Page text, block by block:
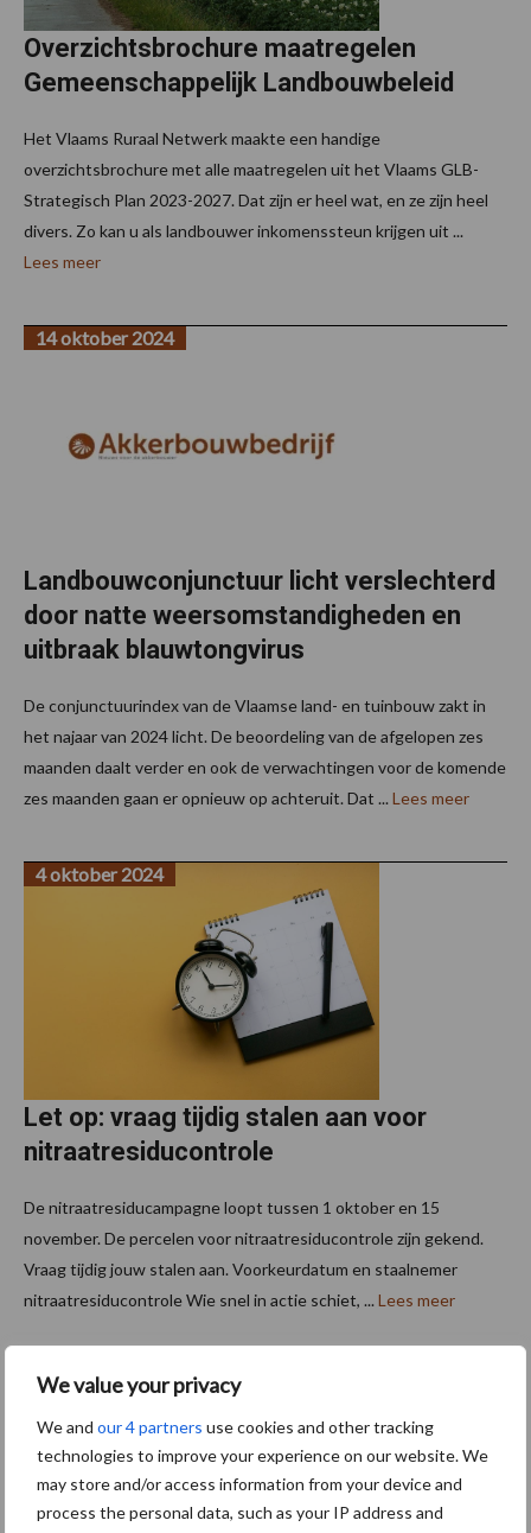
We value your privacy
We and our 4 partners use cookies and other tracking
technologies to improve your experience on our website. We
may store and/or access information from your device and
process the personal data, such as your IP address and
Overzichtsbrochure maatregelen
Gemeenschappelijk Landbouwbeleid
Het Vlaams Ruraal Netwerk maakte een handige
overzichtsbrochure met alle maatregelen uit het Vlaams GLB-
Strategisch Plan 2023-2027. Dat zijn er heel wat, en ze zijn heel
divers. Zo kan u als landbouwer inkomenssteun krijgen uit ...
Lees meer
Landbouwconjunctuur licht verslechterd
door natte weersomstandigheden en
uitbraak blauwtongvirus
14 oktober 2024
De conjunctuurindex van de Vlaamse land- en tuinbouw zakt in
het najaar van 2024 licht. De beoordeling van de afgelopen zes
maanden daalt verder en ook de verwachtingen voor de komende
zes maanden gaan er opnieuw op achteruit. Dat ... Lees meer
Let op: vraag tijdig stalen aan voor
nitraatresiducontrole
4 oktober 2024
De nitraatresiducampagne loopt tussen 1 oktober en 15
november. De percelen voor nitraatresiducontrole zijn gekend.
Vraag tijdig jouw stalen aan. Voorkeurdatum en staalnemer
nitraatresiducontrole Wie snel in actie schiet, ... Lees meer
27 september 2024